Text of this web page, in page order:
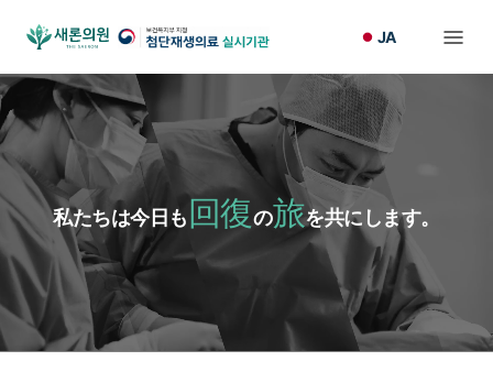
JA
私たちは今日も 回復の旅を共にします。